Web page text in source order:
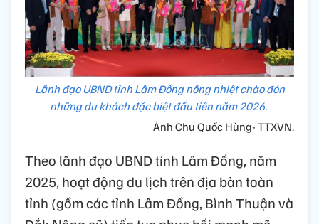
Lãnh đạo UBND tỉnh Lâm Đồng nồng nhiệt chào đón
những du khách đặc biệt đầu tiên năm 2026.
Ảnh Chu Quốc Hùng- TTXVN.
Theo lãnh đạo UBND tỉnh Lâm Đồng, năm
2025, hoạt động du lịch trên địa bàn toàn
tỉnh (gồm các tỉnh Lâm Đồng, Bình Thuận và